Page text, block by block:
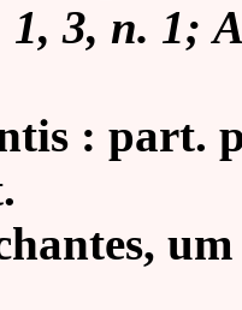
1, 3, n. 1;
: part.
um